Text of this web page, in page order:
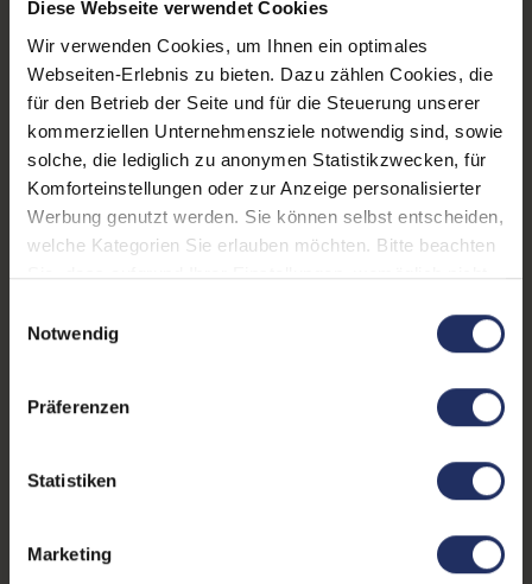
Diese Webseite verwendet Cookies
Wir verwenden Cookies, um Ihnen ein optimales
Webseiten-Erlebnis zu bieten. Dazu zählen Cookies, die
für den Betrieb der Seite und für die Steuerung unserer
kommerziellen Unternehmensziele notwendig sind, sowie
solche, die lediglich zu anonymen Statistikzwecken, für
Komforteinstellungen oder zur Anzeige personalisierter
Werbung genutzt werden. Sie können selbst entscheiden,
welche Kategorien Sie erlauben möchten. Bitte beachten
Sie, dass aufgrund Ihrer Einstellungen, womöglich nicht
Weitere Informationen finden Sie in
Notwendig
Präferenzen
Statistiken
Marketing
Displayart: Mattes Display
Webcam: Ja
Tastaturbeleuchtung: Ja
Schnittstellen:
1x Audio / Mikrofon - 3.5
mm Combo, 1x Bluetooth,
1x
Dockingstationanschluss,
, 3x USB 3
Mehr anzeigen
Displaygröße: 14,0 Zoll
Tastaturlayout:
Deutsch (QWERTZ) ohne
Onboard-Grafik:
Zustand: